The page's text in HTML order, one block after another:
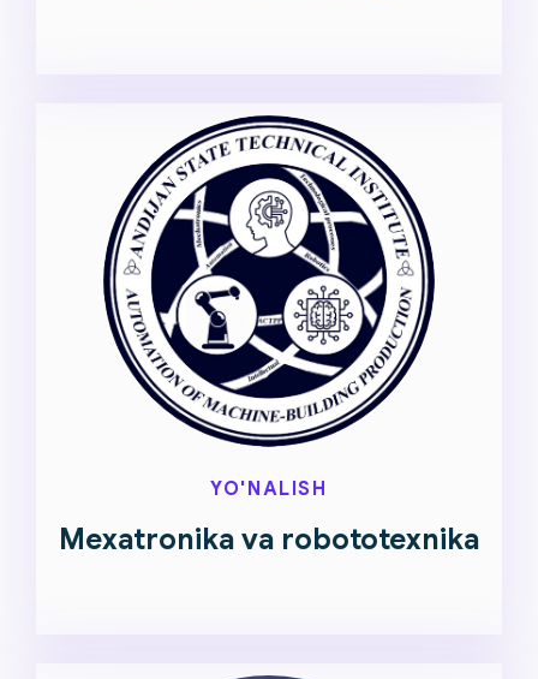
YO'NALISH
Mexatronika va robototexnika